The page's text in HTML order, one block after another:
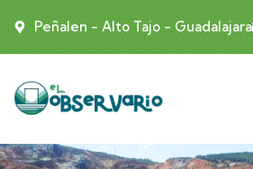
Peñalen - Alto Tajo - Guadalajara